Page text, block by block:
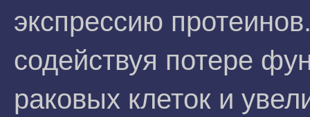
экспрессию
содействуя потере
раковых клеток и